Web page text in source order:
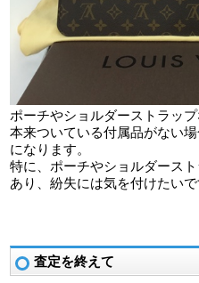
ポーチやショルダーストラップ
本来ついている付属品がない
になります。
特に、ポーチやショルダース
あり、紛失には気を付けたいで
査定を終えて